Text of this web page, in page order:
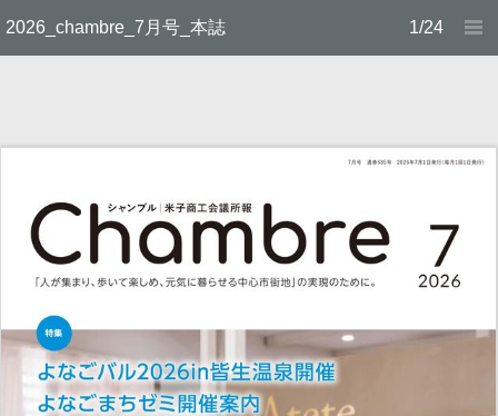
2026_chambre_7月号_本誌 1/24